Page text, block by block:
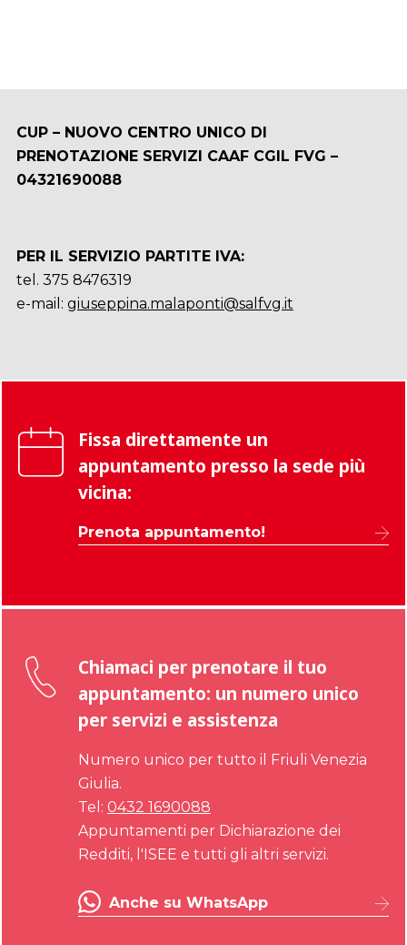
CUP – NUOVO CENTRO UNICO DI
PRENOTAZIONE SERVIZI CAAF CGIL FVG –
04321690088
PER IL SERVIZIO PARTITE IVA:
tel. 375 8476319
e-mail: giuseppina.malaponti@salfvg.it
Fissa direttamente un
appuntamento presso la sede più
vicina:
Prenota appuntamento!
Chiamaci per prenotare il tuo
appuntamento: un numero unico
per servizi e assistenza
Numero unico per tutto il Friuli Venezia
Giulia.
Tel: 0432 1690088
Appuntamenti per Dichiarazione dei
Redditi, l'ISEE e tutti gli altri servizi.
Anche su WhatsApp